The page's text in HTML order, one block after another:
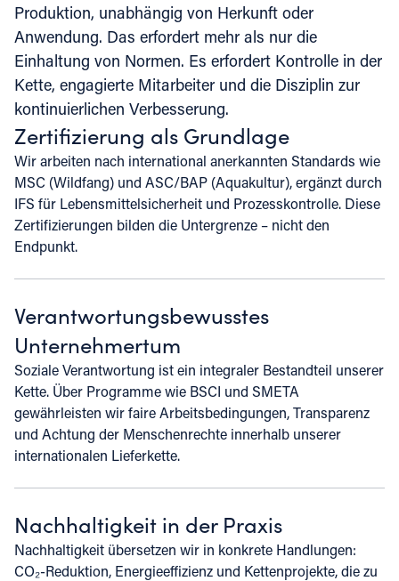
Produktion, unabhängig von Herkunft oder
Anwendung. Das erfordert mehr als nur die
Einhaltung von Normen. Es erfordert Kontrolle in der
Kette, engagierte Mitarbeiter und die Disziplin zur
kontinuierlichen Verbesserung.
Zertifizierung als Grundlage
Wir arbeiten nach international anerkannten Standards wie
MSC (Wildfang) und ASC/BAP (Aquakultur), ergänzt durch
IFS für Lebensmittelsicherheit und Prozesskontrolle. Diese
Zertifizierungen bilden die Untergrenze – nicht den
Endpunkt.
Verantwortungsbewusstes
Unternehmertum
Soziale Verantwortung ist ein integraler Bestandteil unserer
Kette. Über Programme wie BSCI und SMETA
gewährleisten wir faire Arbeitsbedingungen, Transparenz
und Achtung der Menschenrechte innerhalb unserer
internationalen Lieferkette.
Nachhaltigkeit in der Praxis
Nachhaltigkeit übersetzen wir in konkrete Handlungen:
CO₂-Reduktion, Energieeffizienz und Kettenprojekte, die zu